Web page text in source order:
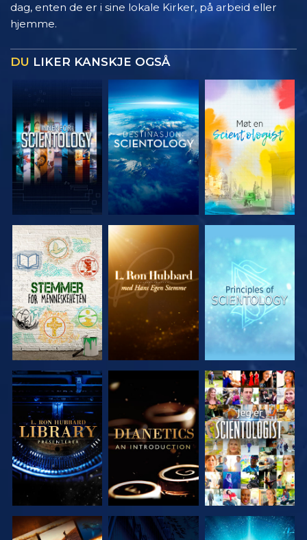
dag, enten de er i sine lokale Kirker, på arbeid eller
hjemme.
DU LIKER KANSKJE OGSÅ
UTFORSK
SERIEN
UTFORSK
SERIEN
UTFORSK
SERIEN
UTFORSK
SERIEN
UTFORSK
SERIEN
SE